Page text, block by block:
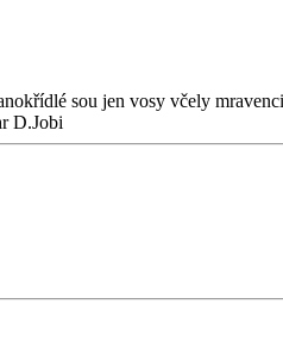
sou jen vosy včely
D.Jobi